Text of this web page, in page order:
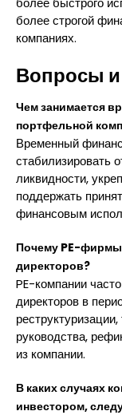
более строгой
компаниях.
Вопросы
Чем занимается
портфельной
Временный
стабилизировать
ликвидности,
поддержать
финансовым
Почему PE-
директоров?
PE-компании
директоров в
руководства,
из компании.
В каких случаях
инвестором,